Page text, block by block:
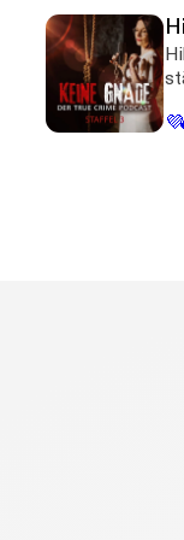
💜